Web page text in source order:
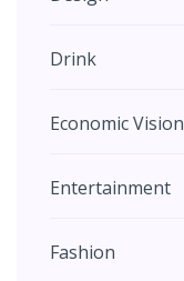
Drink
Economic Vision
Entertainment
Fashion